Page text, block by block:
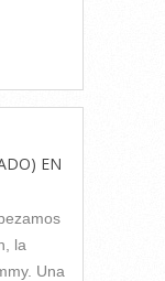
EN
la
Una